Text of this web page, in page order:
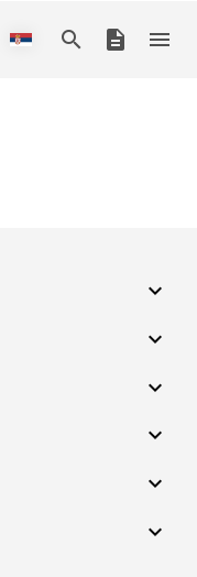
search description menu
expand_more
expand_more
expand_more
expand_more
expand_more
expand_more